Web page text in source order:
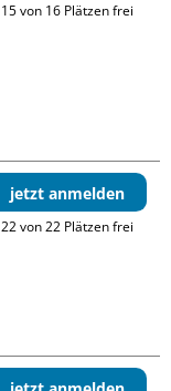
15 von 16 Plätzen frei
jetzt anmelden
22 von 22 Plätzen frei